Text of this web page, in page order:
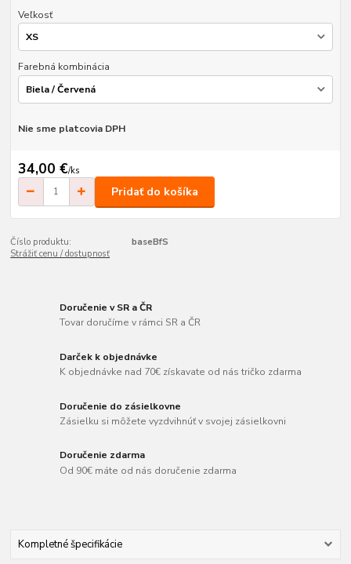
Veľkosť
Farebná kombinácia
Nie sme platcovia DPH
34,00 €/ks
Pridať do košíka
Číslo produktu:
baseBfS
Strážiť cenu / dostupnosť
Doručenie v SR a ČR
Tovar doručíme v rámci SR a ČR
Darček k objednávke
K objednávke nad 70€ získavate od nás tričko zdarma
Doručenie do zásielkovne
Zásielku si môžete vyzdvihnúť v svojej zásielkovni
Doručenie zdarma
Od 90€ máte od nás doručenie zdarma
Kompletné špecifikácie